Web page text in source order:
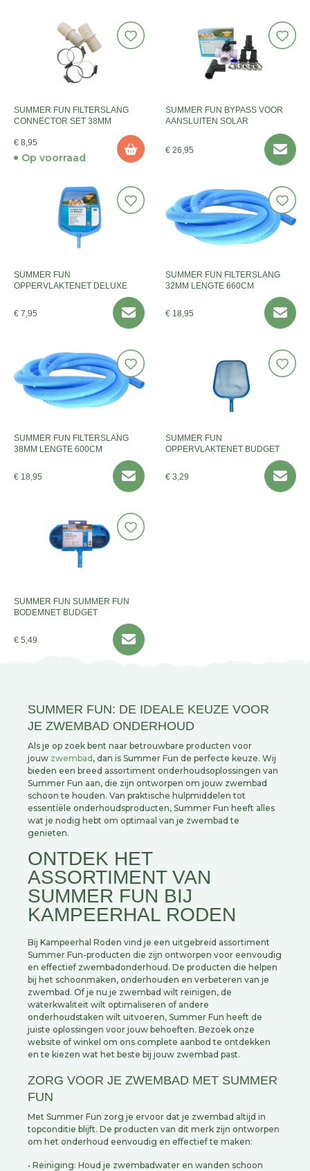
SUMMER FUN FILTERSLANG
CONNECTOR SET 38MM
€ 8,95
Op voorraad
SUMMER FUN BYPASS VOOR
AANSLUITEN SOLAR
€ 26,95
SUMMER FUN
OPPERVLAKTENET DELUXE
€ 7,95
SUMMER FUN FILTERSLANG
32MM LENGTE 660CM
€ 18,95
SUMMER FUN FILTERSLANG
38MM LENGTE 600CM
€ 18,95
SUMMER FUN
OPPERVLAKTENET BUDGET
€ 3,29
SUMMER FUN SUMMER FUN
BODEMNET BUDGET
€ 5,49
SUMMER FUN: DE IDEALE KEUZE VOOR
JE ZWEMBAD ONDERHOUD
Als je op zoek bent naar betrouwbare producten voor
jouw zwembad , dan is Summer Fun de perfecte keuze. Wij
bieden een breed assortiment onderhoudsoplossingen van
Summer Fun aan, die zijn ontworpen om jouw zwembad
schoon te houden. Van praktische hulpmiddelen tot
essentiële onderhoudsproducten, Summer Fun heeft alles
wat je nodig hebt om optimaal van je zwembad te
genieten.
ONTDEK HET
ASSORTIMENT VAN
SUMMER FUN BIJ
KAMPEERHAL RODEN
Bij Kampeerhal Roden vind je een uitgebreid assortiment
Summer Fun-producten die zijn ontworpen voor eenvoudig
en effectief zwembadonderhoud. De producten die helpen
bij het schoonmaken, onderhouden en verbeteren van je
zwembad. Of je nu je zwembad wilt reinigen, de
waterkwaliteit wilt optimaliseren of andere
onderhoudstaken wilt uitvoeren, Summer Fun heeft de
juiste oplossingen voor jouw behoeften. Bezoek onze
website of winkel om ons complete aanbod te ontdekken
en te kiezen wat het beste bij jouw zwembad past.
ZORG VOOR JE ZWEMBAD MET SUMMER
FUN
Met Summer Fun zorg je ervoor dat je zwembad altijd in
topconditie blijft. De producten van dit merk zijn ontworpen
om het onderhoud eenvoudig en effectief te maken:
• Reiniging: Houd je zwembadwater en wanden schoon